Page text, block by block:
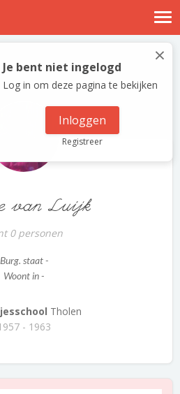
verhalen
Log in
je gratis aan
×
Je bent niet ingelogd
Log in om deze pagina te bekijken
Inloggen
Registreer
van Luijk
0 personen
Burg. staat -
Woont in -
Tholen
- 1963